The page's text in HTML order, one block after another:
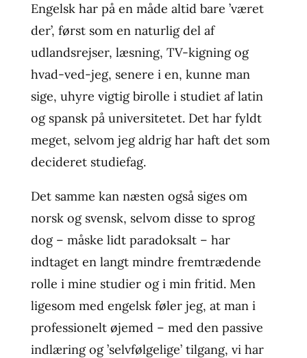
Engelsk har på en måde altid bare ’været
der’, først som en naturlig del af
udlandsrejser, læsning, TV-kigning og
hvad-ved-jeg, senere i en, kunne man
sige, uhyre vigtig birolle i studiet af latin
og spansk på universitetet. Det har fyldt
meget, selvom jeg aldrig har haft det som
decideret studiefag.
Det samme kan næsten også siges om
norsk og svensk, selvom disse to sprog
dog – måske lidt paradoksalt – har
indtaget en langt mindre fremtrædende
rolle i mine studier og i min fritid. Men
ligesom med engelsk føler jeg, at man i
professionelt øjemed – med den passive
indlæring og ’selvfølgelige’ tilgang, vi har